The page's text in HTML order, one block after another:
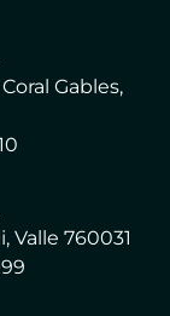
Gables,
Valle 760031